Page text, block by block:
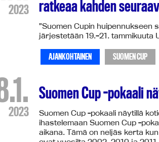
2023
ratkeaa kahden
”Suomen Cupin
järjestetään 19.–21. tammikuuta
AJANKOHTAINEN SUOMEN CUP
2023
Suomen Cup -pokaali
Suomen Cup -pokaali näytillä
ihastelemaan Suomen Cup -
aikana. Tämä on neljäs kerta